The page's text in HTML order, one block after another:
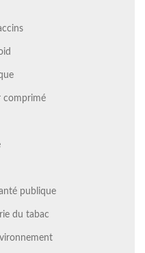
comprimé
publique
du tabac